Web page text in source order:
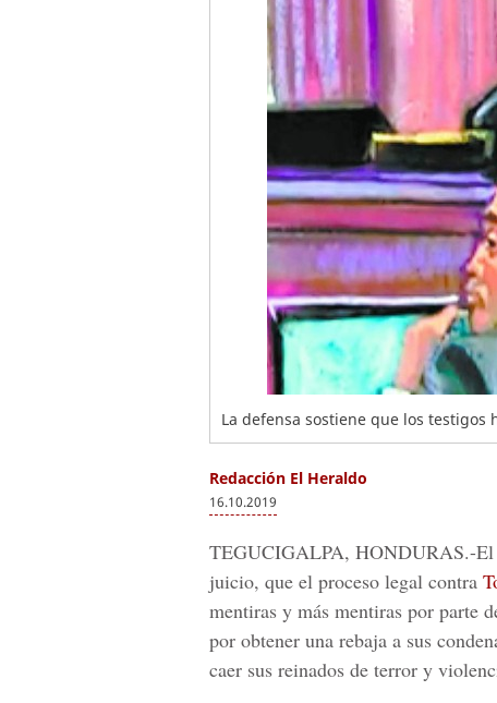
La defensa sostiene que los testigos
Redacción El Heraldo
16.10.2019
TEGUCIGALPA, HONDURAS.-El
juicio, que el proceso legal contra
mentiras y más mentiras por parte
por obtener una rebaja a sus
caer sus reinados de terror y